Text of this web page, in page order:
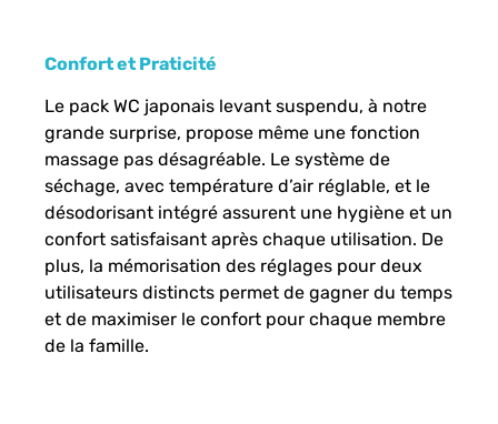
Confort et Praticité
Le pack WC japonais levant suspendu, à notre
grande surprise, propose même une fonction
massage pas désagréable. Le système de
séchage, avec température d’air réglable, et le
désodorisant intégré assurent une hygiène et un
confort satisfaisant après chaque utilisation. De
plus, la mémorisation des réglages pour deux
utilisateurs distincts permet de gagner du temps
et de maximiser le confort pour chaque membre
de la famille.